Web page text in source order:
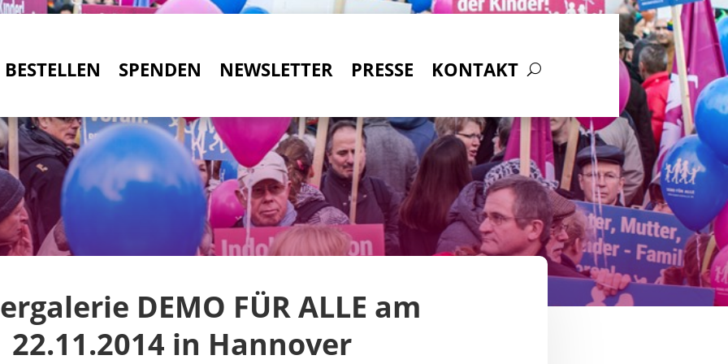
BESTELLEN SPENDEN NEWSLETTER PRESSE KONTAKT
DEMO FÜR ALLE am
22.11.2014 in Hannover